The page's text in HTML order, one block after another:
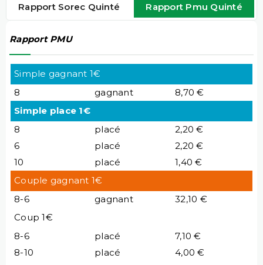
Rapport Sorec Quinté Rapport Pmu Quinté
Rapport PMU
Simple gagnant 1€
8
gagnant
8,70 €
Simple place 1€
8
placé
2,20 €
6
placé
2,20 €
10
placé
1,40 €
Couple gagnant 1€
8-6
gagnant
32,10 €
Coup 1€
8-6
placé
7,10 €
8-10
placé
4,00 €